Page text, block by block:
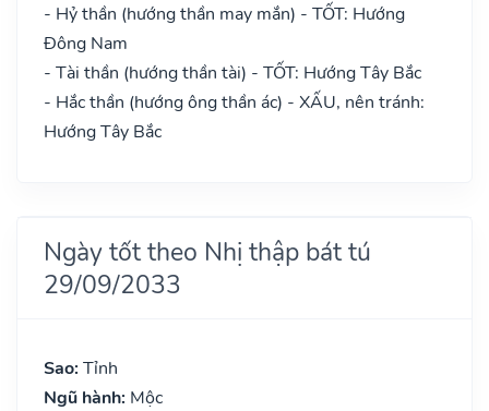
- Hỷ thần (hướng thần may mắn) - TỐT: Hướng
Đông Nam
- Tài thần (hướng thần tài) - TỐT: Hướng Tây Bắc
- Hắc thần (hướng ông thần ác) - XẤU, nên tránh:
Hướng Tây Bắc
Ngày tốt theo Nhị thập bát tú
29/09/2033
Sao: Tỉnh
Ngũ hành: Mộc